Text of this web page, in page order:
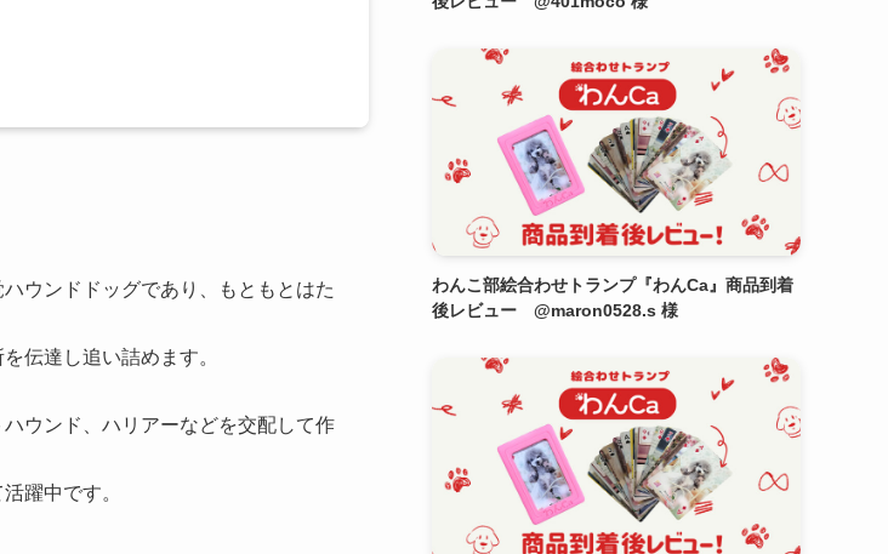
ウンドドッグであり、もともとはた
伝達し追い詰めます。
ウンド、ハリアーなどを交配して作
躍中です。
わんこ部絵合わせトランプ『わんCa』商品到着
後レビュー @maron0528.s 様